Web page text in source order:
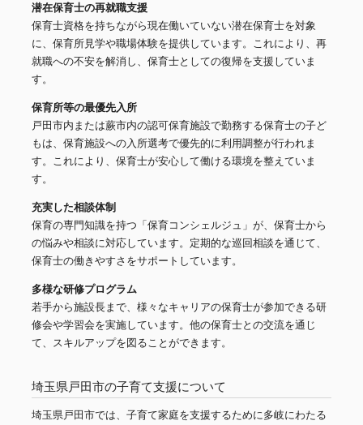
潜在保育士の再就職支援
保育士資格を持ちながら現在働いていない潜在保育士を対象
に、保育所見学や職場体験を提供しています。これにより、再
就職への不安を解消し、保育士としての復帰を支援していま
す。
保育所等の最優先入所
戸田市内または蕨市内の認可保育施設で勤務する保育士の子ど
もは、保育施設への入所選考で優先的に利用調整が行われま
す。これにより、保育士が安心して働ける環境を整えていま
す。
充実した相談体制
保育の専門知識を持つ「保育コンシェルジュ」が、保育士から
の悩みや相談に対応しています。定期的な巡回相談を通じて、
保育士の働きやすさをサポートしています。
多様な研修プログラム
若手から施設長まで、様々なキャリアの保育士が参加できる研
修会や学習会を実施しています。他の保育士との交流を通じ
て、スキルアップを図ることができます。
埼玉県戸田市の子育て支援について
埼玉県戸田市では、子育て家庭を支援するために多岐にわたる